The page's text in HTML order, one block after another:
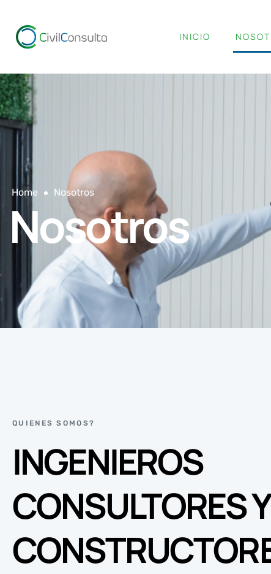
INICIO
Home Nosotros
Nosotros
QUIENES SOMOS?
INGENIEROS
CONSULTORES Y